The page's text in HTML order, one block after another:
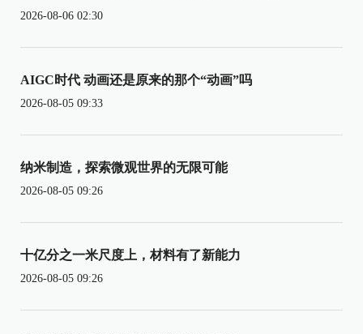
2026-08-06 02:30
AIGC时代 动画还是原来的那个“动画”吗
2026-08-05 09:33
纳米制造，探索微观世界的无限可能
2026-08-05 09:26
十亿分之一米尺度上，材料有了新能力
2026-08-05 09:26